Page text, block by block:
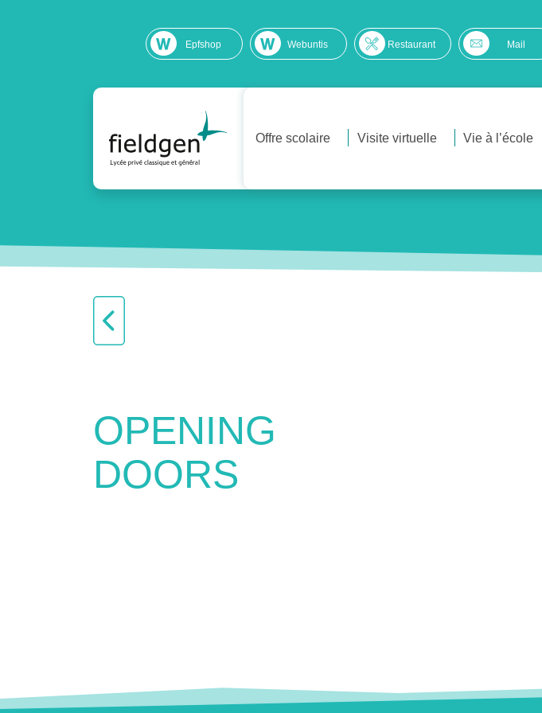
Epfshop Webuntis Restaurant Mail
Offre scolaire Visite virtuelle Vie à l’école
OPENING
DOORS